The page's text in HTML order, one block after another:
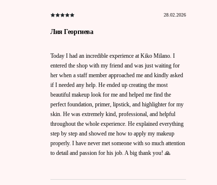
28.02.2026
Лия Георгиева
Today I had an incredible experience at Kiko Milano. I
entered the shop with my friend and was just waiting for
her when a staff member approached me and kindly asked
if I needed any help. He ended up creating the most
beautiful makeup look for me and helped me find the
perfect foundation, primer, lipstick, and highlighter for my
skin. He was extremely kind, professional, and helpful
throughout the whole experience. He explained everything
step by step and showed me how to apply my makeup
properly. I have never met someone with so much attention
to detail and passion for his job. A big thank you! 🙏